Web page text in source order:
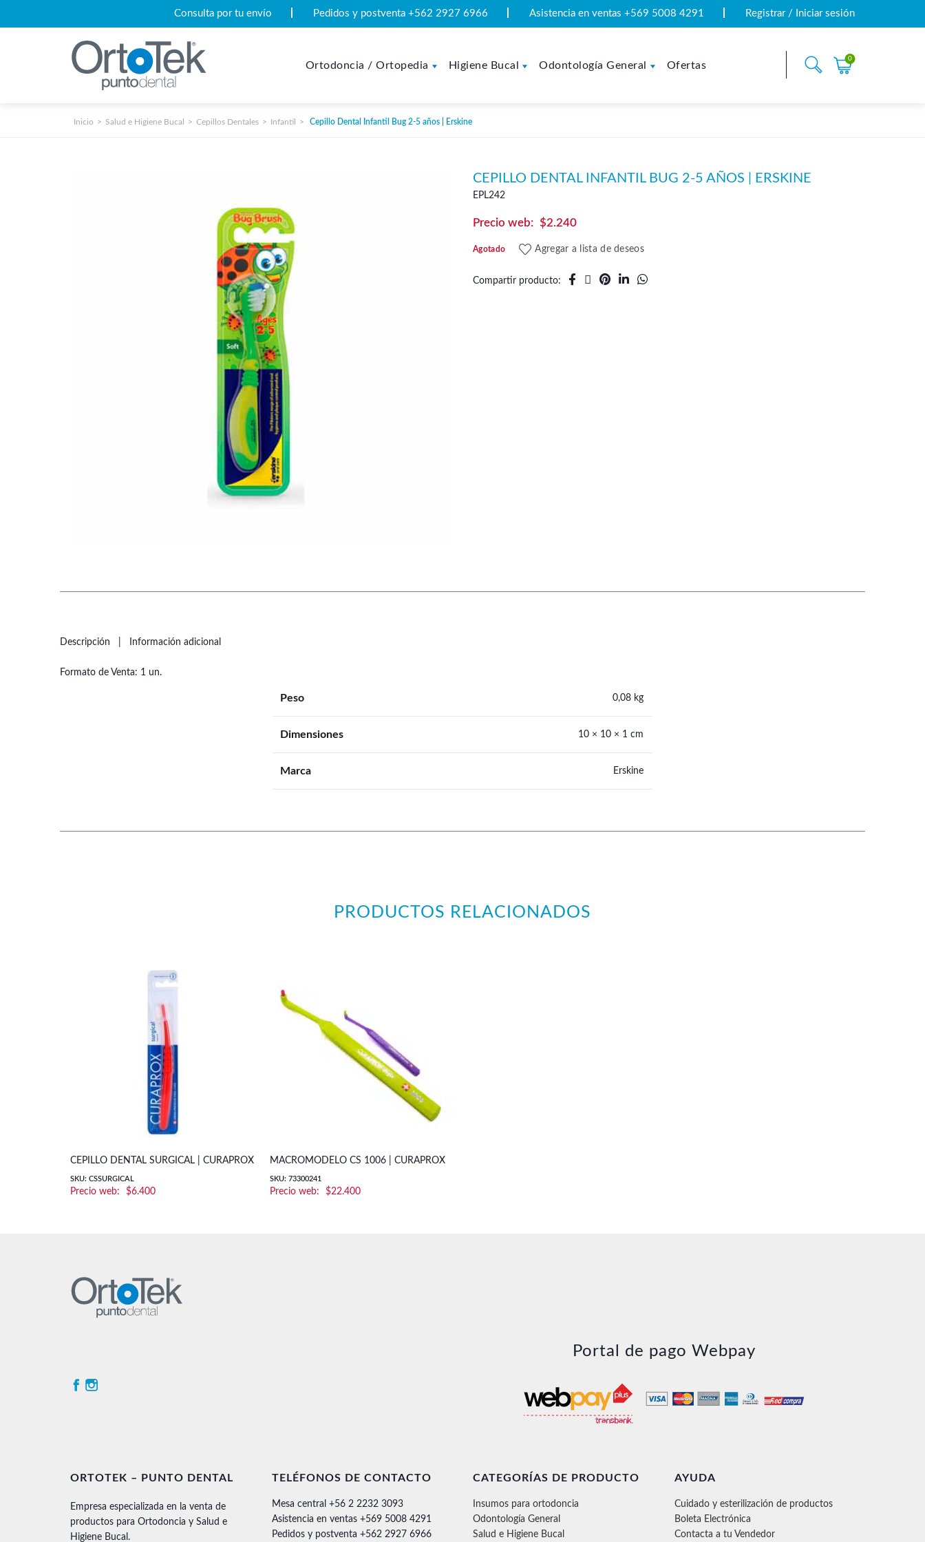
Consulta por tu envío Pedidos y postventa +562 2927 6966 Asistencia en ventas +569 5008 4291 Registrar / Iniciar sesión
Ortodoncia / Ortopedia Higiene Bucal Odontología General Ofertas
0
Inicio Salud e Higiene Bucal Cepillos Dentales Infantil Cepillo Dental Infantil Bug 2-5 años | Erskine
CEPILLO DENTAL INFANTIL BUG 2-5 AÑOS | ERSKINE
EPL242
$2.240
Agotado Agregar a lista de deseos
Compartir producto
Descripción Información adicional
Formato de Venta: 1 un.
Peso 0,08 kg
Dimensiones 10 × 10 × 1 cm
Marca Erskine
PRODUCTOS RELACIONADOS
CEPILLO DENTAL SURGICAL | CURAPROX
SKU: CSSURGICAL
$6.400
MACROMODELO CS 1006 | CURAPROX
SKU: 73300241
$22.400
Portal de pago Webpay
ORTOTEK – PUNTO DENTAL
Empresa especializada en la venta de
productos para Ortodoncia y Salud e
Higiene Bucal.
TELÉFONOS DE CONTACTO
Mesa central +56 2 2232 3093
Asistencia en ventas +569 5008 4291
Pedidos y postventa +562 2927 6966
CATEGORÍAS DE PRODUCTO
Insumos para ortodoncia
Odontología General
Salud e Higiene Bucal
AYUDA
Cuidado y esterilización de productos
Boleta Electrónica
Contacta a tu Vendedor